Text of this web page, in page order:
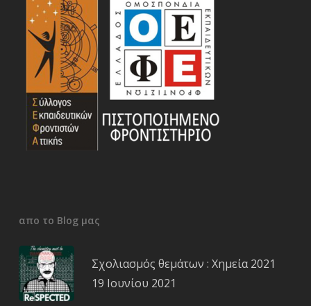
απο το Blog μας
Σχολιασμός θεμάτων : Χημεία 2021
19 Ιουνίου 2021